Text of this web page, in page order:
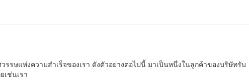
ษแห่งความสำเร็จของเรา ดังตัวอย่างต่อไปนี้ มาเป็นหนึ่งในลูกค้าของบริษัทรับ
เช่นเรา